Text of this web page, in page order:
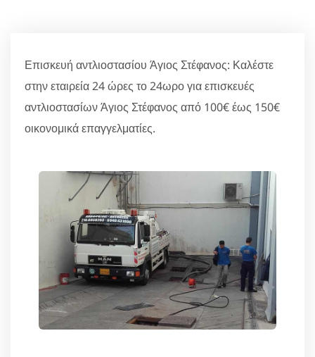
Επισκευή αντλιοστασίου Άγιος Στέφανος: Καλέστε
στην εταιρεία 24 ώρες το 24ωρο για επισκευές
αντλιοστασίων Άγιος Στέφανος από 100€ έως 150€
οικονομικά επαγγελματίες.